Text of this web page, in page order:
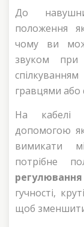
До
положення
чому ви
звуком при
гравцями або
На кабелі
допомогою
вимикати
потрібне
регулювання
гучності,
щоб